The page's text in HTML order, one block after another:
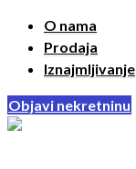
O nama
Prodaja
Iznajmljivanje
Objavi nekretninu